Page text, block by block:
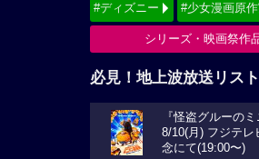
#ディズニー #少女漫画原
シリーズ・映画祭作
必見！地上波放送リスト
『怪盗グルーの
8/10(月) フジテレ
念にて(19:00〜)